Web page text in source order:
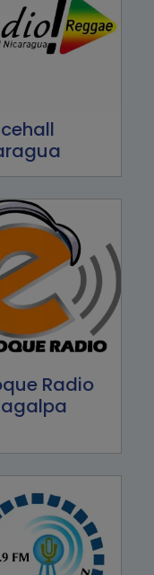
Radio